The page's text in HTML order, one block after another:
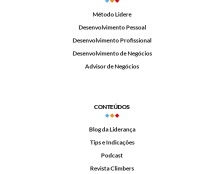
Método Lidere
Desenvolvimento Pessoal
Desenvolvimento Profissional
Desenvolvimento de Negócios
Advisor de Negócios
CONTEÚDOS
Blog da Liderança
Tips e Indicações
Podcast
Revista Climbers